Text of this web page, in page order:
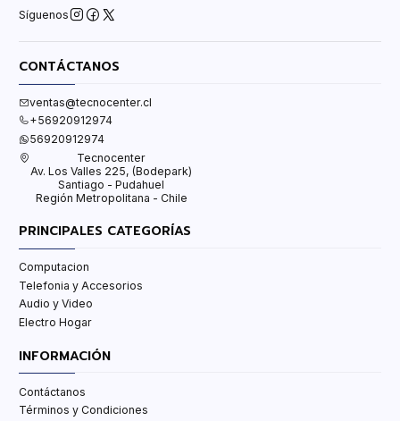
Síguenos
CONTÁCTANOS
ventas@tecnocenter.cl
+56920912974
56920912974
Tecnocenter
Av. Los Valles 225, (Bodepark)
Santiago - Pudahuel
Región Metropolitana - Chile
PRINCIPALES CATEGORÍAS
Computacion
Telefonia y Accesorios
Audio y Video
Electro Hogar
INFORMACIÓN
Contáctanos
Términos y Condiciones